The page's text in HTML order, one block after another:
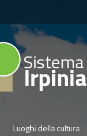
Sistema
Irpinia
Luoghi della cultura